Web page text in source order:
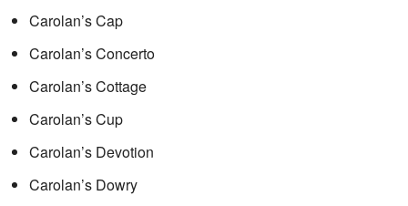
Carolan’s Cap
Carolan’s Concerto
Carolan’s Cottage
Carolan’s Cup
Carolan’s Devotion
Carolan’s Dowry